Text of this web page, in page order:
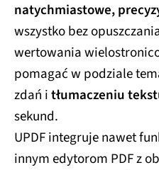
natychmiastowe,
wszystko bez
wertowania
pomagać w podziale
zdań itłumaczeniu
sekund.
UPDF integruje nawet
innym edytorom PDF z